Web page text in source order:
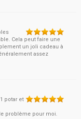
Cela peut faire une
un joli cadeau à
assez
potar et
problème pour moi.